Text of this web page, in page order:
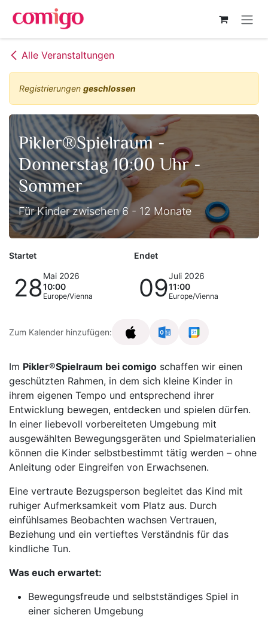
Zum Inhalt springen
Alle Veranstaltungen
Registrierungen geschlossen
Pikler®Spielraum -
Donnerstag 10:00 Uhr -
Sommer
Für Kinder zwischen 6 - 12 Monate
Startet
28Mai 2026
10:00
Europe/Vienna
Endet
09Juli 2026
11:00
Europe/Vienna
Zum Kalender hinzufügen:
Im Pikler®Spielraum bei comigo schaffen wir einen
geschützten Rahmen, in dem sich kleine Kinder in
ihrem eigenen Tempo und entsprechend ihrer
Entwicklung bewegen, entdecken und spielen dürfen.
In einer liebevoll vorbereiteten Umgebung mit
ausgewählten Bewegungsgeräten und Spielmaterialien
können die Kinder selbstbestimmt tätig werden – ohne
Anleitung oder Eingreifen von Erwachsenen.
Eine vertraute Bezugsperson begleitet das Kind mit
ruhiger Aufmerksamkeit vom Platz aus. Durch
einfühlsames Beobachten wachsen Vertrauen,
Beziehung und ein vertieftes Verständnis für das
kindliche Tun.
Was euch erwartet:
Bewegungsfreude und selbstständiges Spiel in
einer sicheren Umgebung